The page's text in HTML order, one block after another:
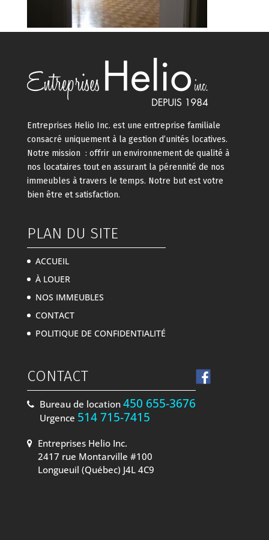
Entreprises Helio Inc. est une entreprise familiale
consacré uniquement à la gestion d’unités locatives.
Notre mission : offrir un environnement de qualité à
nos locataires tout en assurant la pérennité de nos
immeubles à travers le temps. Notre but est votre
bien être et satisfaction.
PLAN DU SITE
ACCUEIL
À LOUER
NOS IMMEUBLES
CONTACT
POLITIQUE DE CONFIDENTIALITÉ
CONTACT
Bureau de location 450 655-3676
Urgence 514 715-7415
Entreprises Helio Inc.
2417 rue Montarville #100
Longueuil (Québec) J4L 4C9